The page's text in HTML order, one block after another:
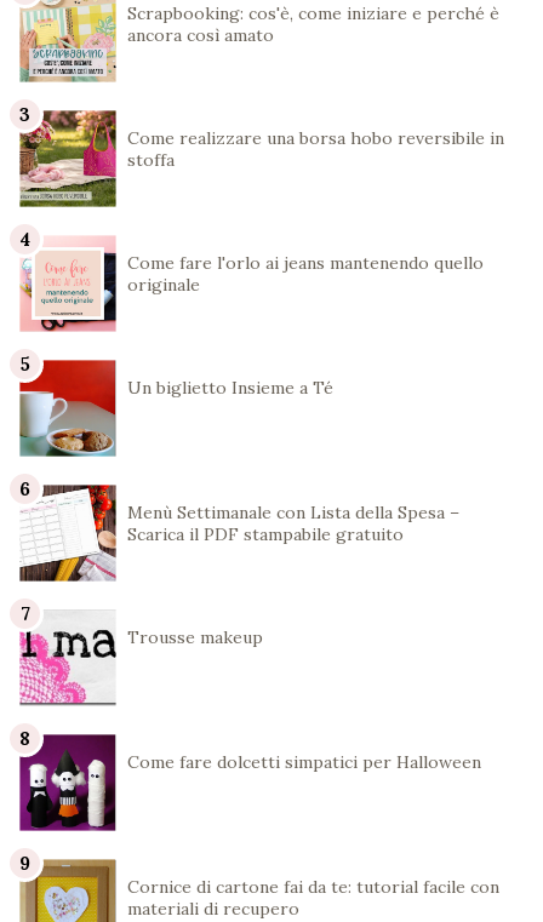
Scrapbooking: cos'è, come iniziare e perché è
ancora così amato
Come realizzare una borsa hobo reversibile in
stoffa
Come fare l'orlo ai jeans mantenendo quello
originale
Un biglietto Insieme a Té
Menù Settimanale con Lista della Spesa –
Scarica il PDF stampabile gratuito
Trousse makeup
Come fare dolcetti simpatici per Halloween
Cornice di cartone fai da te: tutorial facile con
materiali di recupero